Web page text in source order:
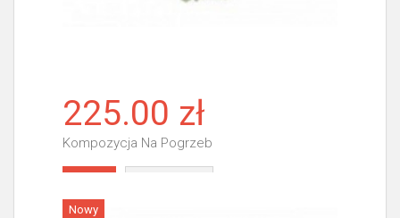
225.00 zł
Kompozycja Na Pogrzeb
Nowy